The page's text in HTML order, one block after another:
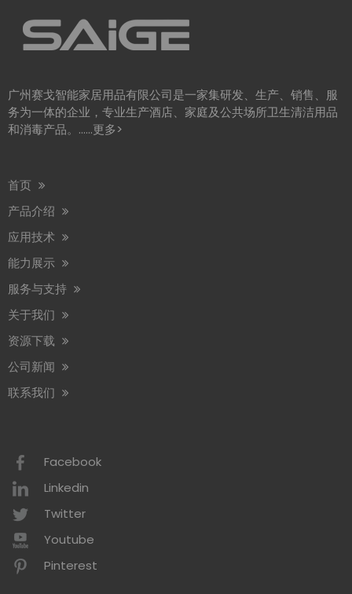
广州赛戈智能家居用品有限公司是一家集研发、生产、销售、服
务为一体的企业，专业生产酒店、家庭及公共场所卫生清洁用品
和消毒产品。……更多>
首页
产品介绍
应用技术
能力展示
服务与支持
关于我们
资源下载
公司新闻
联系我们
Facebook
Linkedin
Twitter
Youtube
Pinterest